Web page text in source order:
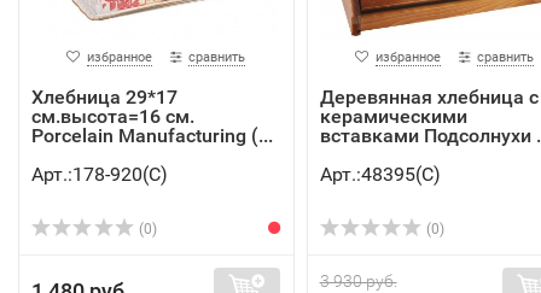
избранное сравнить
Хлебница 29*17
см.высота=16 см.
Porcelain Manufacturing (...
Арт.:178-920(C)
(0)
избранное сравнить
Деревянная хлебница с
керамическими
вставками Подсолнухи
Арт.:48395(C)
(0)
3 930 руб.